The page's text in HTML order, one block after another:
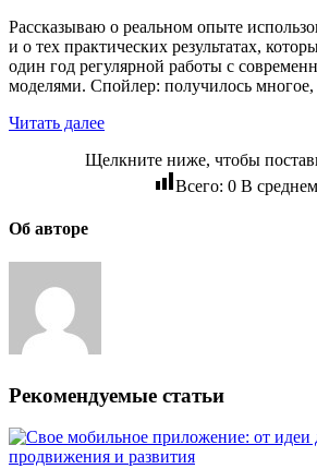
Рассказываю о реальном опыте
и о тех практических результатах,
один год регулярной работы с
моделями. Спойлер: получилось многое,
Читать далее
Щелкните ниже, чтобы
Всего: 0В
Об авторе
Рекомендуемые статьи